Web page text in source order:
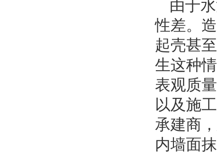
由于
性差。
起壳甚
生这种
表观质
以及施
承建商
内墙面